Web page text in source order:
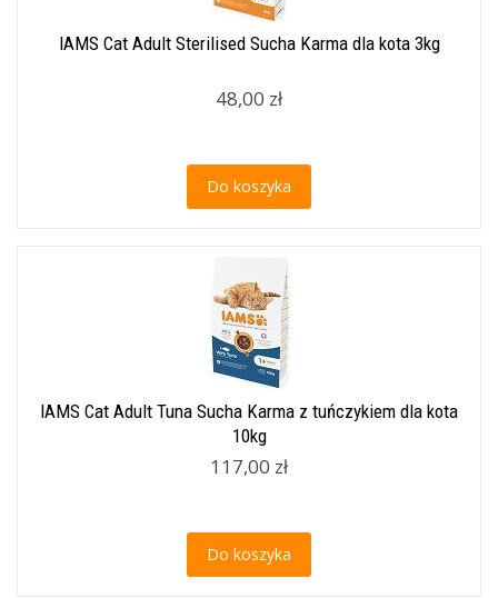
IAMS Cat Adult Sterilised Sucha Karma dla kota 3kg
48,00 zł
Do koszyka
IAMS Cat Adult Tuna Sucha Karma z tuńczykiem dla kota
10kg
117,00 zł
Do koszyka